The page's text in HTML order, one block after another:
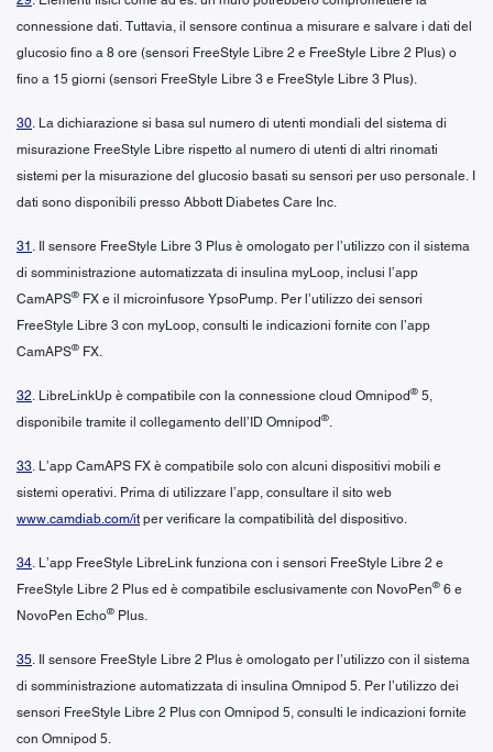
connessione dati. Tuttavia, il sensore continua a misurare e salvare i dati del
glucosio fino a 8 ore (sensori FreeStyle Libre 2 e FreeStyle Libre 2 Plus) o
fino a 15 giorni (sensori FreeStyle Libre 3 e FreeStyle Libre 3 Plus).
30. La dichiarazione si basa sul numero di utenti mondiali del sistema di
misurazione FreeStyle Libre rispetto al numero di utenti di altri rinomati
sistemi per la misurazione del glucosio basati su sensori per uso personale. I
dati sono disponibili presso Abbott Diabetes Care Inc.
31 . Il sensore FreeStyle Libre 3 Plus è omologato per l’utilizzo con il sistema
di somministrazione automatizzata di insulina myLoop, inclusi l’app
CamAPS® FX e il microinfusore YpsoPump. Per l’utilizzo dei sensori
FreeStyle Libre 3 con myLoop, consulti le indicazioni fornite con l’app
CamAPS® FX.
32. LibreLinkUp è compatibile con la connessione cloud Omnipod® 5,
disponibile tramite il collegamento dell’ID Omnipod®.
33. L’app CamAPS FX è compatibile solo con alcuni dispositivi mobili e
sistemi operativi. Prima di utilizzare l’app, consultare il sito web
www.camdiab.com/it per verificare la compatibilità del dispositivo.
34. L’app FreeStyle LibreLink funziona con i sensori FreeStyle Libre 2 e
FreeStyle Libre 2 Plus ed è compatibile esclusivamente con NovoPen® 6 e
NovoPen Echo® Plus.
35. Il sensore FreeStyle Libre 2 Plus è omologato per l’utilizzo con il sistema
di somministrazione automatizzata di insulina Omnipod 5. Per l’utilizzo dei
sensori FreeStyle Libre 2 Plus con Omnipod 5, consulti le indicazioni fornite
con Omnipod 5.